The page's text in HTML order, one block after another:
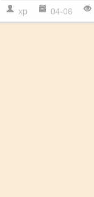
xp 04-06